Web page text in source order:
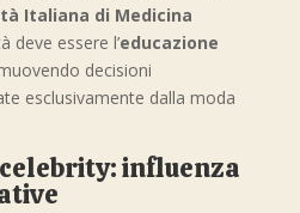
Italiana di Medicina
deve essere l’educazione
decisioni
esclusivamente dalla moda
influenza